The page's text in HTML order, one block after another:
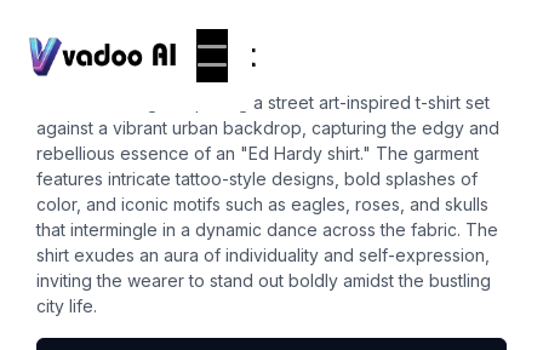
ed hardy shirt
Create an image depicting a street art-inspired t-shirt set
against a vibrant urban backdrop, capturing the edgy and
rebellious essence of an "Ed Hardy shirt." The garment
features intricate tattoo-style designs, bold splashes of
color, and iconic motifs such as eagles, roses, and skulls
that intermingle in a dynamic dance across the fabric. The
shirt exudes an aura of individuality and self-expression,
inviting the wearer to stand out boldly amidst the bustling
city life.